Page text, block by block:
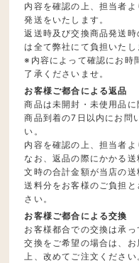
内容を確認の上、担当者
発送をいたします。
返送時及び交換商品発送
は全て弊社にて負担いたし
※内容によって確認にお時
了承くださいませ。
お客様ご都合による返品
商品は未開封・未使用品に
商品到着の7日以内にお問
い。
内容を確認の上、担当者よ
なお、返品の際にかかる
文時の合計金額が当店の
送料分をお客様のご負担
さい。
お客様ご都合による交換
お客様都合での交換は承っ
交換をご希望の場合は、
上、改めてご注文ください